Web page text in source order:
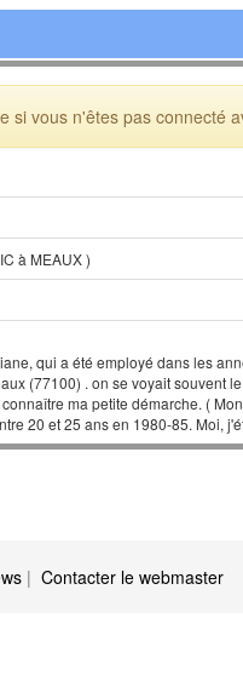
si vous n'êtes pas connecté
à MEAUX )
qui a été employé dans les
(77100) . on se voyait
ma petite démarche. (
20 et 25 ans en 1980-85. Moi,
| Contacter le webmaster